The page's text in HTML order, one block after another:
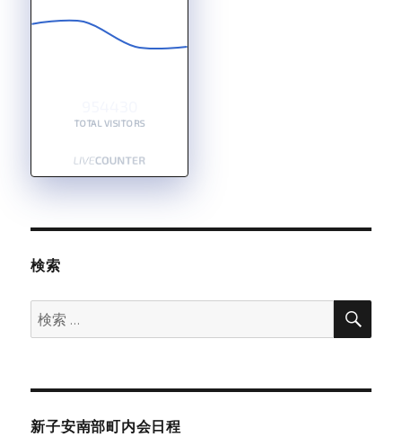
TOTAL VISITORS
検索
検
索:
検
新子安南部町内会日程